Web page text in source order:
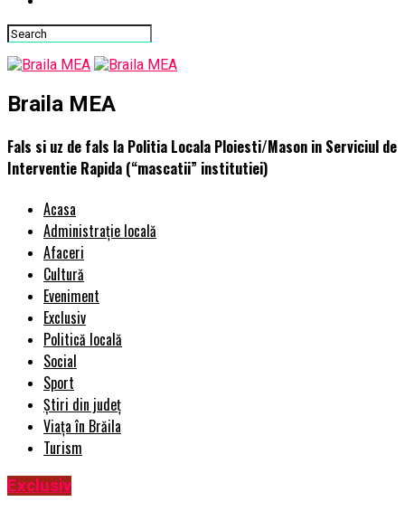
Braila MEA
Fals si uz de fals la Politia Locala Ploiesti/Mason in Serviciul de
Interventie Rapida (“mascatii” institutiei)
Acasa
Administrație locală
Afaceri
Cultură
Eveniment
Exclusiv
Politică locală
Social
Sport
Știri din județ
Viața în Brăila
Turism
Exclusiv